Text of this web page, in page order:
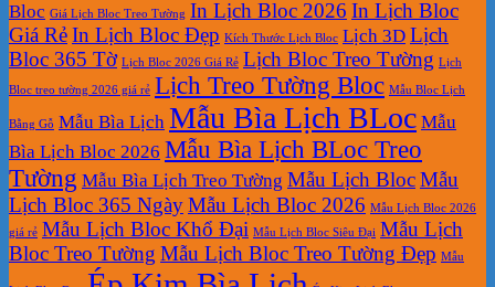
Bloc Giá Lịch Bloc Treo Tường In Lịch Bloc 2026 In Lịch Bloc
Giá RẻIn Lịch Bloc Đẹp Kích Thước Lịch Bloc Lịch 3D Lịch
Bloc 365 Tờ Lịch Bloc 2026 Giá Rẻ Lịch Bloc Treo Tường Lịch
Bloc treo tường 2026 giá rẻ Lịch Treo Tường Bloc Mẫu Bloc Lịch
Bằng Gỗ Mẫu Bìa Lịch Mẫu Bìa Lịch BLoc Mẫu
Bìa Lịch Bloc 2026 Mẫu Bìa Lịch BLoc Treo
Tường Mẫu Bìa Lịch Treo Tường Mẫu Lịch BlocMẫu
Lịch Bloc 365 NgàyMẫu Lịch Bloc 2026 Mẫu Lịch Bloc 2026
giá rẻ Mẫu Lịch Bloc Khổ Đại Mẫu Lịch Bloc Siêu Đại Mẫu Lịch
Bloc Treo Tường Mẫu Lịch Bloc Treo Tường Đẹp Mẫu